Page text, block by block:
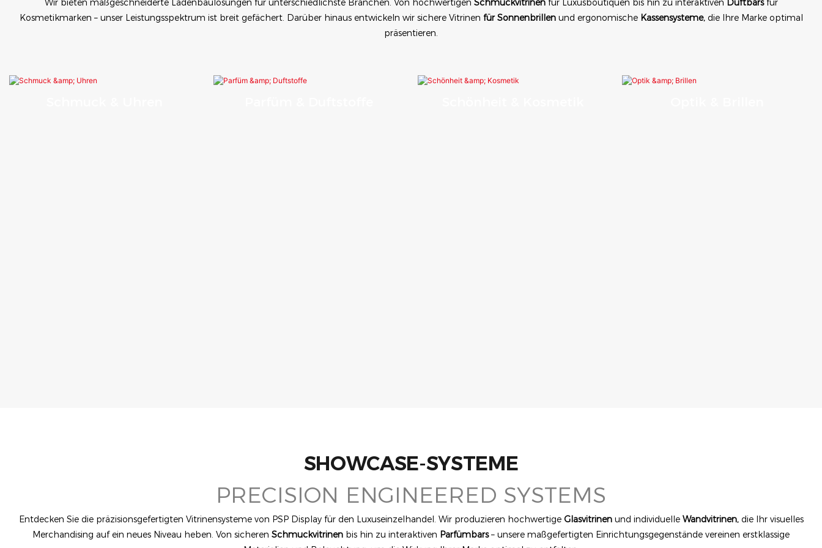
Wir bieten maßgeschneiderte Ladenbaulösungen für unterschiedlichste Branchen. Von hochwertigen Schmuckvitrinenfür Luxusboutiquen bis hin zu interaktiven Duftbarsfür
Kosmetikmarken – unser Leistungsspektrum ist breit gefächert. Darüber hinaus entwickeln wir sichere Vitrinen für Sonnenbrillenund ergonomische Kassensysteme,die Ihre Marke optimal
präsentieren.
SHOWCASE-SYSTEME
PRECISION ENGINEERED SYSTEMS
Entdecken Sie die präzisionsgefertigten Vitrinensysteme von PSP Display für den Luxuseinzelhandel. Wir produzieren hochwertige Glasvitrinenund individuelle Wandvitrinen,die Ihr visuelles
Merchandising auf ein neues Niveau heben. Von sicheren Schmuckvitrinen bis hin zu interaktiven Parfümbars– unsere maßgefertigten Einrichtungsgegenstände vereinen erstklassige